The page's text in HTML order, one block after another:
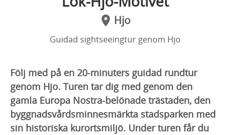
Hjo
Guidad sightseeingtur genom Hjo
Följ med på en 20-minuters guidad rundtur
genom Hjo. Turen tar dig med genom den
gamla Europa Nostra-belönade trästaden, den
byggnadsvårdsminnesmärkta stadsparken med
sin historiska kurortsmiljö. Under turen får du